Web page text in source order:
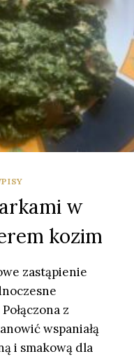
w
kozim
zastąpienie
z
wspaniałą
i smakową dla